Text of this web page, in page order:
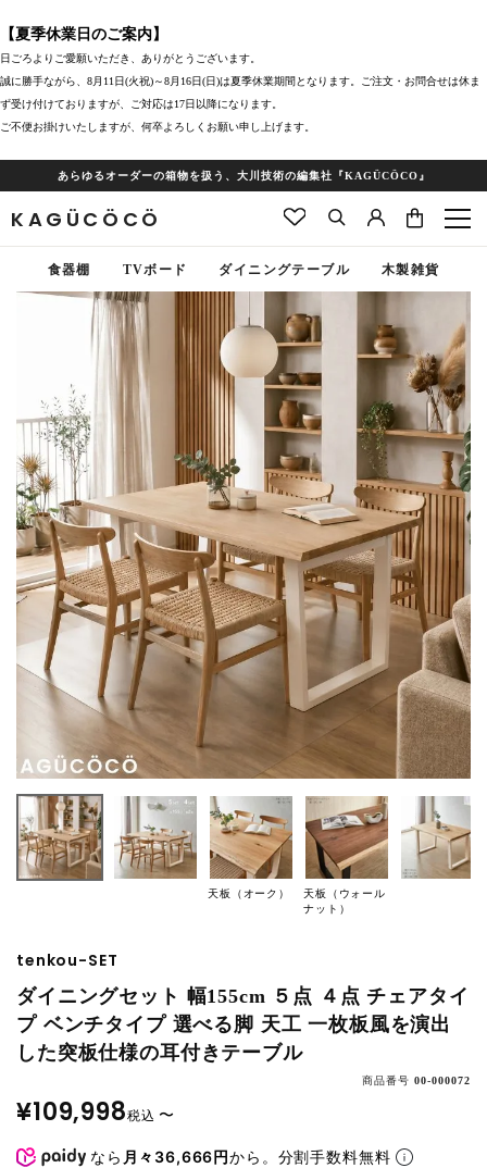
【夏季休業日のご案内】
日ごろよりご愛願いただき、ありがとうございます。
誠に勝手ながら、8月11日(火祝)～8月16日(日)は夏季休業期間となります。ご注文・お問合せは休ま
ず受け付けておりますが、ご対応は17日以降になります。
ご不便お掛けいたしますが、何卒よろしくお願い申し上げます。
あらゆるオーダーの箱物を扱う、大川技術の編集社『KAGÜCÖCO』
KAGÜCÖCÖ
食器棚 TVボード ダイニングテーブル 木製雑貨
天板（オーク）
天板（ウォール
ナット）
tenkou-SET
ダイニングセット 幅155cm ５点 ４点 チェアタイ
プ ベンチタイプ 選べる脚 天工 一枚板風を演出
した突板仕様の耳付きテーブル
商品番号 00-000072
¥109,998税込 〜
なら 月々36,666円から。分割手数料無料